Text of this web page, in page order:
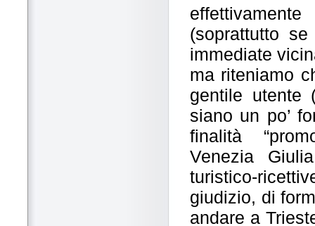
(soprattutto
immediate
ma riteniamo
gentile utente
siano un po’
finalità
Venezia
turistico-
giudizio, di
andare a